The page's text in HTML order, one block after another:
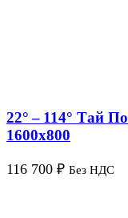
22° – 114° Тай По
1600х800
116 700 ₽ Без НДС